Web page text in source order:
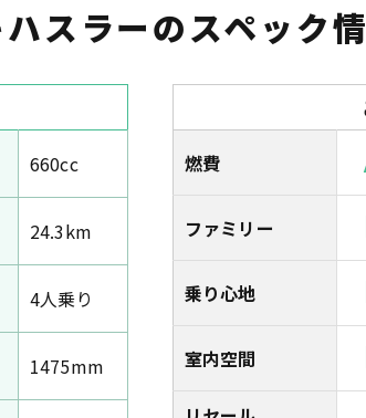
スラーのスペック
660cc
24.3km
4人乗り
1475mm
燃費
ファミリー
乗り心地
室内空間